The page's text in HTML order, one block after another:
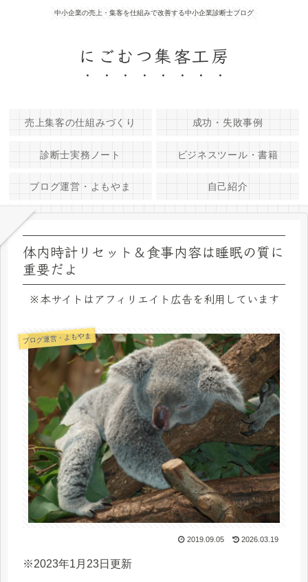
中小企業の売上・集客を仕組みで改善する中小企業診断士ブログ
にごむつ集客工房
売上集客の仕組みづくり 成功・失敗事例
診断士実務ノート ビジネスツール・書籍
ブログ運営・よもやま 自己紹介
体内時計リセット＆食事内容は睡眠の質に
重要だよ
※本サイトはアフィリエイト広告を利用しています
ブログ運営・よもやま
2019.09.05 2026.03.19
※2023年1月23日更新